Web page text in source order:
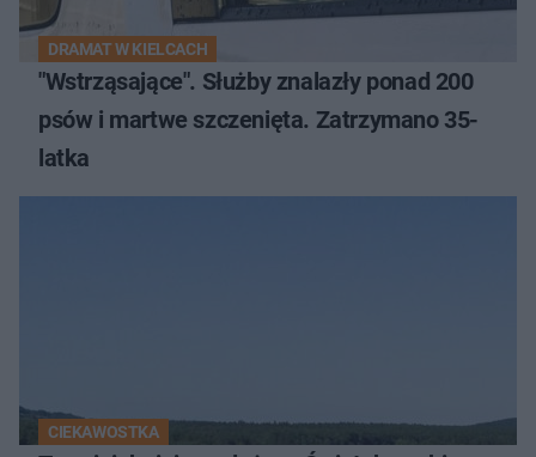
DRAMAT W KIELCACH
"Wstrząsające". Służby znalazły ponad 200
psów i martwe szczenięta. Zatrzymano 35-
latka
CIEKAWOSTKA